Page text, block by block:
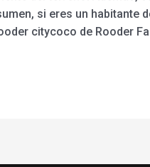
si eres un habitante
citycoco de Rooder